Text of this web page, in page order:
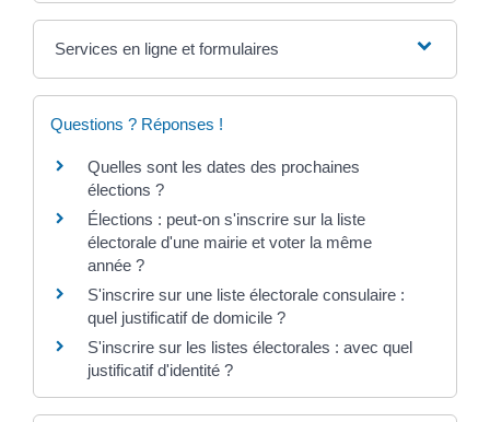
Services en ligne et formulaires
Questions ? Réponses !
Quelles sont les dates des prochaines
élections ?
Élections : peut-on s'inscrire sur la liste
électorale d'une mairie et voter la même
année ?
S'inscrire sur une liste électorale consulaire :
quel justificatif de domicile ?
S'inscrire sur les listes électorales : avec quel
justificatif d'identité ?